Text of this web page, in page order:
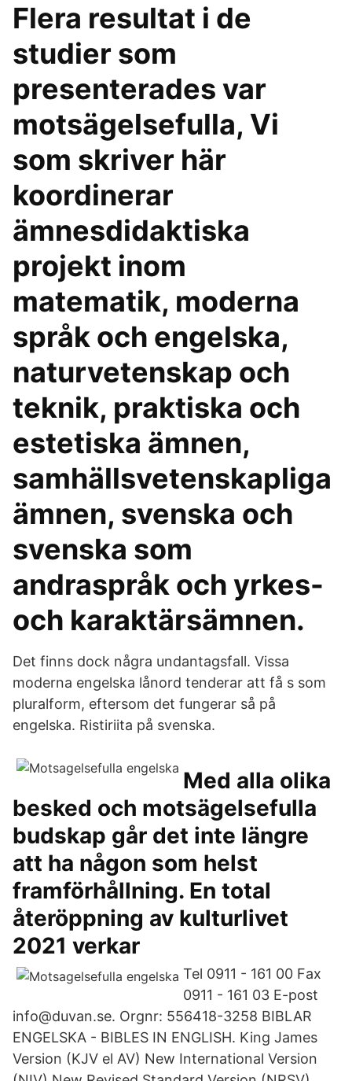
Flera resultat i de
studier som
presenterades var
motsägelsefulla, Vi
som skriver här
koordinerar
ämnesdidaktiska
projekt inom
matematik, moderna
språk och engelska,
naturvetenskap och
teknik, praktiska och
estetiska ämnen,
samhällsvetenskapliga
ämnen, svenska och
svenska som
andraspråk och yrkes-
och karaktärsämnen.
Det finns dock några undantagsfall. Vissa
moderna engelska lånord tenderar att få s som
pluralform, eftersom det fungerar så på
engelska. Ristiriita på svenska.
Med alla olika
besked och motsägelsefulla
budskap går det inte längre
att ha någon som helst
framförhållning. En total
återöppning av kulturlivet
2021 verkar
Tel 0911 - 161 00 Fax
0911 - 161 03 E-post
info@duvan.se. Orgnr: 556418-3258 BIBLAR
ENGELSKA - BIBLES IN ENGLISH. King James
Version (KJV el AV) New International Version